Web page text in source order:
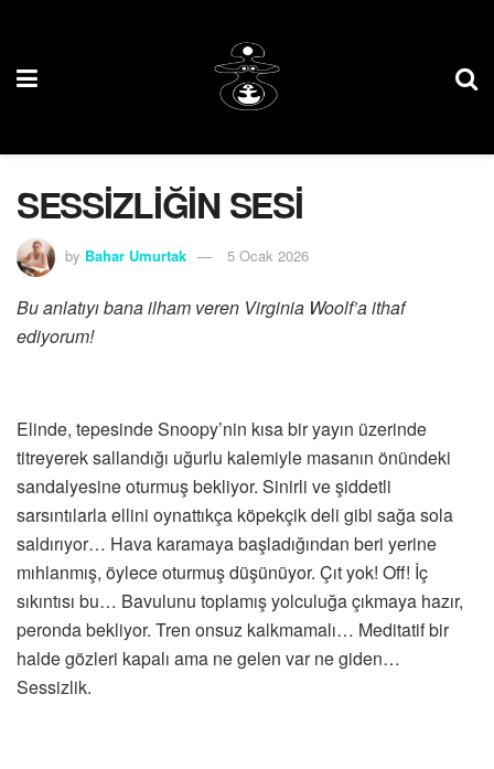
SESSİZLİĞİN SESİ
by Bahar Umurtak 5 Ocak 2026
Bu anlatıyı bana ilham veren Virginia Woolf’a ithaf
ediyorum!
Elinde, tepesinde Snoopy’nin kısa bir yayın üzerinde
titreyerek sallandığı uğurlu kalemiyle masanın önündeki
sandalyesine oturmuş bekliyor. Sinirli ve şiddetli
sarsıntılarla ellini oynattıkça köpekçik deli gibi sağa sola
saldırıyor… Hava karamaya başladığından beri yerine
mıhlanmış, öylece oturmuş düşünüyor. Çıt yok! Off! İç
sıkıntısı bu… Bavulunu toplamış yolculuğa çıkmaya hazır,
peronda bekliyor. Tren onsuz kalkmamalı… Meditatif bir
halde gözleri kapalı ama ne gelen var ne giden…
Sessizlik.